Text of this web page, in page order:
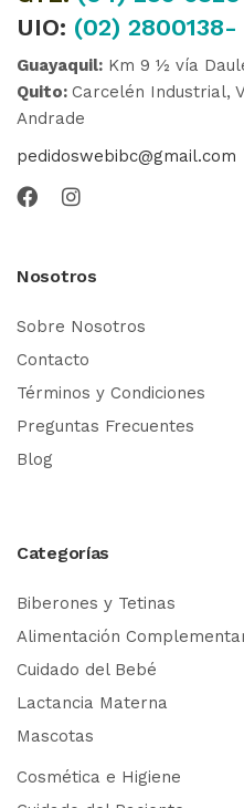
UIO: (02) 2800138-
Guayaquil: Km 9 ½ vía
Quito: Carcelén Industrial,
Andrade
pedidoswebibc@gmail.com
Nosotros
Sobre Nosotros
Contacto
Términos y Condiciones
Preguntas Frecuentes
Blog
Categorías
Biberones y Tetinas
Alimentación
Cuidado del Bebé
Lactancia Materna
Mascotas
Cosmética e Higiene